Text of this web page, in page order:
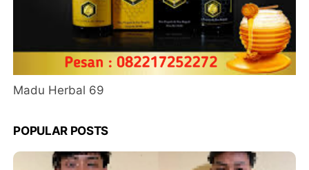
Madu Herbal 69
POPULAR POSTS